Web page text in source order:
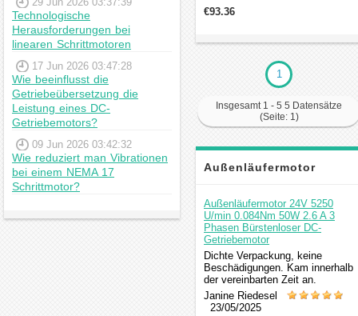
Technologische
Herausforderungen bei
linearen Schrittmotoren
17 Jun 2026 03:47:28
Wie beeinflusst die
Getriebeübersetzung die
Leistung eines DC-
Getriebemotors?
09 Jun 2026 03:42:32
Wie reduziert man Vibrationen
bei einem NEMA 17
Schrittmotor?
Geräten und Maschinen zu
Antriebssystemen können
Außenläufermotoren
aufgrund ihrer geringen
Größe und hohen
werden.
Luftfahrtindustrie:
kommen in der
Luftfahrttechnik zum
Einsatz, etwa in kleinen
Drohnen oder als Antrieb für
leichte Luftfahrzeuge.
Haushaltsgeräte: In
Haushaltsgeräten wie
Staubsaugern oder Robotern
mN.m;Rahmengröße: Φ32
Länge: 17.5
€93.36
1
Insgesamt 1 - 5 5 Datensätze
(Seite: 1)
Außenläufermotor
Kommentar
Außenläufermotor 24V 5250
U/min 0.084Nm 50W 2.6 A 3
Phasen Bürstenloser DC-
Getriebemotor
Dichte Verpackung, keine
Beschädigungen. Kam innerhalb
der vereinbarten Zeit an.
Janine Riedesel
23/05/2025